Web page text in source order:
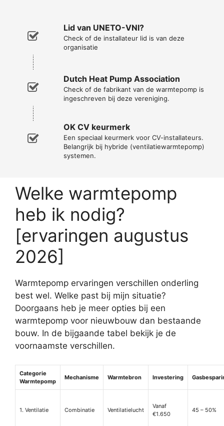
Lid van UNETO-VNI?
Check of de installateur lid is van deze
organisatie
Dutch Heat Pump Association
Check of de fabrikant van de warmtepomp is
ingeschreven bij deze vereniging.
OK CV keurmerk
Een speciaal keurmerk voor CV-installateurs.
Belangrijk bij hybride (ventilatiewarmtepomp)
systemen.
Welke warmtepomp
heb ik nodig?
[ervaringen augustus
2026]
Warmtepomp ervaringen verschillen onderling
best wel. Welke past bij mijn situatie?
Doorgaans heb je meer opties bij een
warmtepomp voor nieuwbouw dan bestaande
bouw. In de bijgaande tabel bekijk je de
voornaamste verschillen.
Categorie
Warmtepomp
Mechanisme Warmtebron Investering
1. Ventilatie Combinatie Ventilatielucht
Vanaf
€1.650
45 – 50%